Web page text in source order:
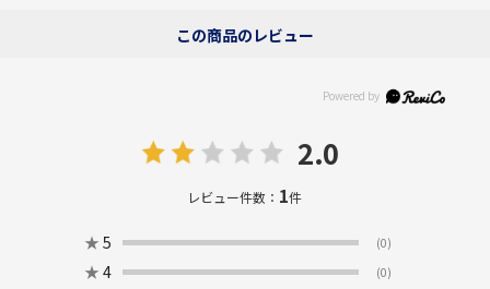
この商品のレビュー
2.0
レビュー件数： 1件
★ 5 (0)
★ 4 (0)